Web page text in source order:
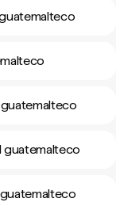
guatemalteco